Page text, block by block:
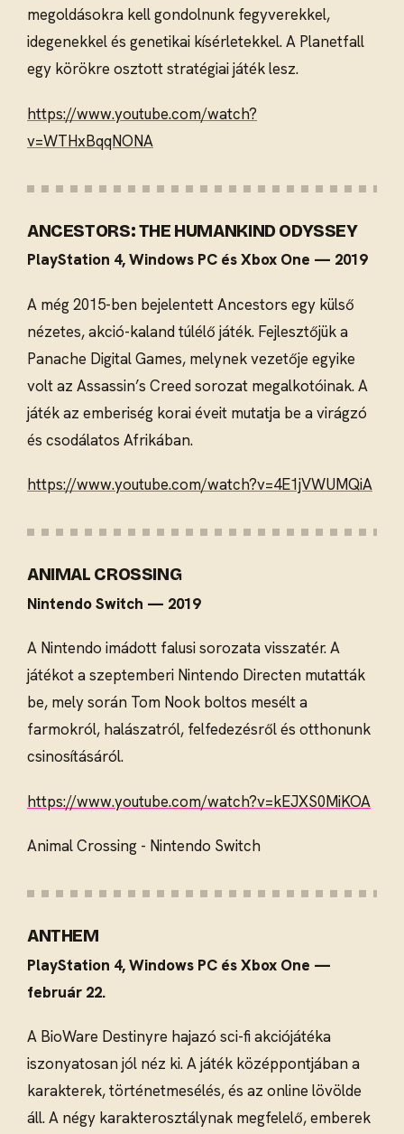
megoldásokra kell gondolnunk fegyverekkel,
idegenekkel és genetikai kísérletekkel. A Planetfall
egy körökre osztott stratégiai játék lesz.
https://www.youtube.com/watch?
v=WTHxBqqNONA
ANCESTORS: THE HUMANKIND ODYSSEY
PlayStation 4, Windows PC és Xbox One — 2019
A még 2015-ben bejelentett Ancestors egy külső
nézetes, akció-kaland túlélő játék. Fejlesztőjük a
Panache Digital Games, melynek vezetője egyike
volt az Assassin’s Creed sorozat megalkotóinak. A
játék az emberiség korai éveit mutatja be a virágzó
és csodálatos Afrikában.
https://www.youtube.com/watch?v=4E1jVWUMQiA
ANIMAL CROSSING
Nintendo Switch — 2019
A Nintendo imádott falusi sorozata visszatér. A
játékot a szeptemberi Nintendo Directen mutatták
be, mely során Tom Nook boltos mesélt a
farmokról, halászatról, felfedezésről és otthonunk
csinosításáról.
https://www.youtube.com/watch?v=kEJXS0MiKOA
Animal Crossing - Nintendo Switch
ANTHEM
PlayStation 4, Windows PC és Xbox One —
február 22.
A BioWare Destinyre hajazó sci-fi akciójátéka
iszonyatosan jól néz ki. A játék középpontjában a
karakterek, történetmesélés, és az online lövölde
áll. A négy karakterosztálynak megfelelő, emberek